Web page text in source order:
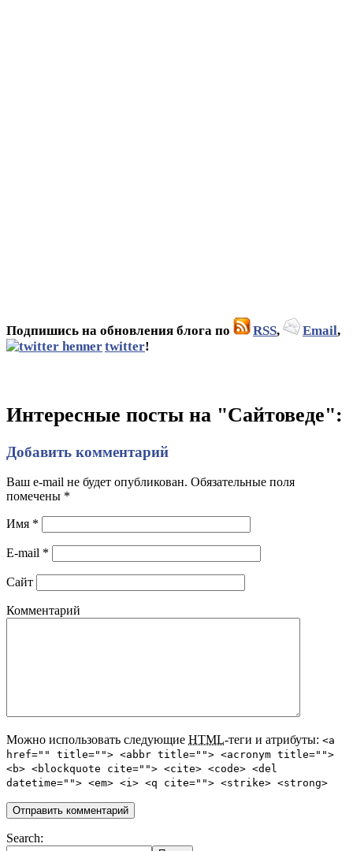
Подпишись на обновления блога по RSS, Email,
twitter!
Интересные посты на "Сайтоведе":
Добавить комментарий
Ваш e-mail не будет опубликован. Обязательные поля
помечены *
Имя *
E-mail *
Сайт
Комментарий
Можно использовать следующие HTML-теги и атрибуты: <a
href="" title=""> <abbr title=""> <acronym title="">
<b> <blockquote cite=""> <cite> <code> <del
datetime=""> <em> <i> <q cite=""> <strike> <strong>
Search: